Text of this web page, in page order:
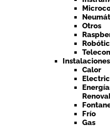
Otros
Instalaciones
Calor
Frío
Gas